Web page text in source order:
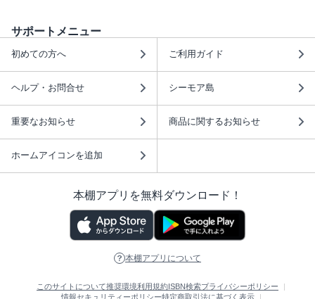
サポートメニュー
初めての方へ ご利用ガイド
ヘルプ・お問合せ シーモア島
重要なお知らせ 商品に関するお知らせ
ホームアイコンを追加
本棚アプリを無料ダウンロード！
本棚アプリについて
このサイトについて推奨環境利用規約 ISBN検索プライバシーポリシー
情報セキュリティーポリシー特定商取引法に基づく表示